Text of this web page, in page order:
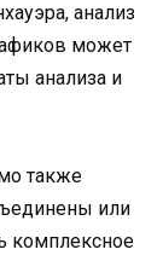
анализ
может
анализа и
также
или
комплексное